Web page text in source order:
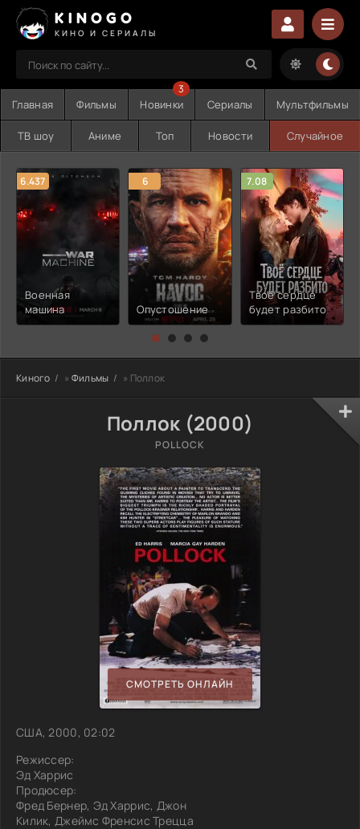
KINOGO
КИНО И СЕРИАЛЫ
Главная Фильмы Новинки
3
Сериалы Мультфильмы
ТВ шоу Аниме Топ Новости Случайное
6.437
Военная
машина
6
Опустошение
7.08
Твоё сердце
будет разбито
Киного » Фильмы » Поллок
Поллок (2000)
POLLOCK
СМОТРЕТЬ ОНЛАЙН
США, 2000, 02:02
Режиссер:
Эд Харрис
Продюсер:
Фред Бернер, Эд Харрис, Джон
Килик, Джеймс Френсис Трецца